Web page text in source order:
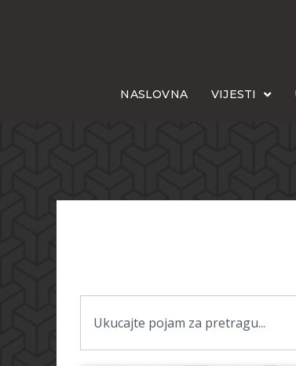
NASLOVNA VIJESTI